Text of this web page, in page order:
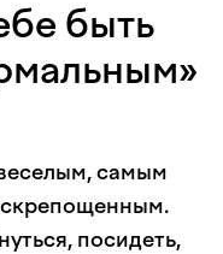
быть
самым
посидеть,